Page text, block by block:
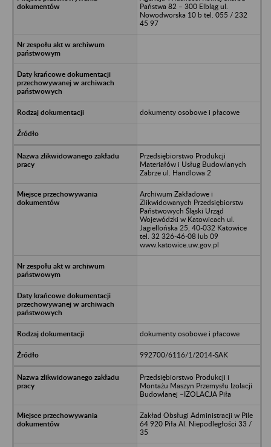
Państwa 82 – 300 Elbląg ul.
Nowodworska 10 b tel. 055 / 232
45 97
dokumenty osobowe i płacowe
Przedsiębiorstwo Produkcji
Materiałów i Usług Budowlanych
Zabrze ul. Handlowa 2
Archiwum Zakładowe i
Zlikwidowanych Przedsiębiorstw
Państwowych Śląski Urząd
Wojewódzki w Katowicach ul.
Jagiellońska 25, 40-032 Katowice
tel. 32 326-46-08 lub 09
www.katowice.uw.gov.pl
dokumenty osobowe i płacowe
992700/6116/1/2014-SAK
Przedsiębiorstwo Produkcji i
Montażu Maszyn Przemysłu Izolacji
Budowlanej –IZOLACJA Piła
Zakład Obsługi Administracji w Pile
64 920 Piła Al. Niepodległości 33 /
35